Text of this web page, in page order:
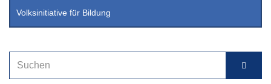
Volksinitiative für Bildung